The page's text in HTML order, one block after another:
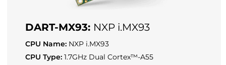
DART-MX93: NXP i.MX93
CPU Name: NXP i.MX93
CPU Type: 1.7GHz Dual Cortex™-A55